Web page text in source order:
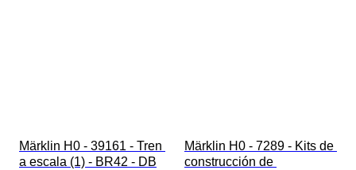
Märklin H0 - 39161 - Tren
a escala (1) - BR42 - DB
Märklin H0 - 7289 - Kits de
construcción de